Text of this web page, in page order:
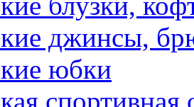
джинсы,
юбки
спортивная